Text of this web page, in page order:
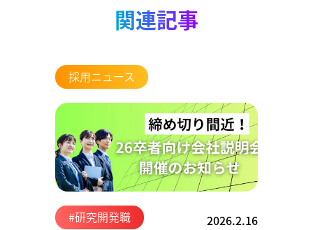
関連記事
採用ニュース
#研究開発職
2026.2.16